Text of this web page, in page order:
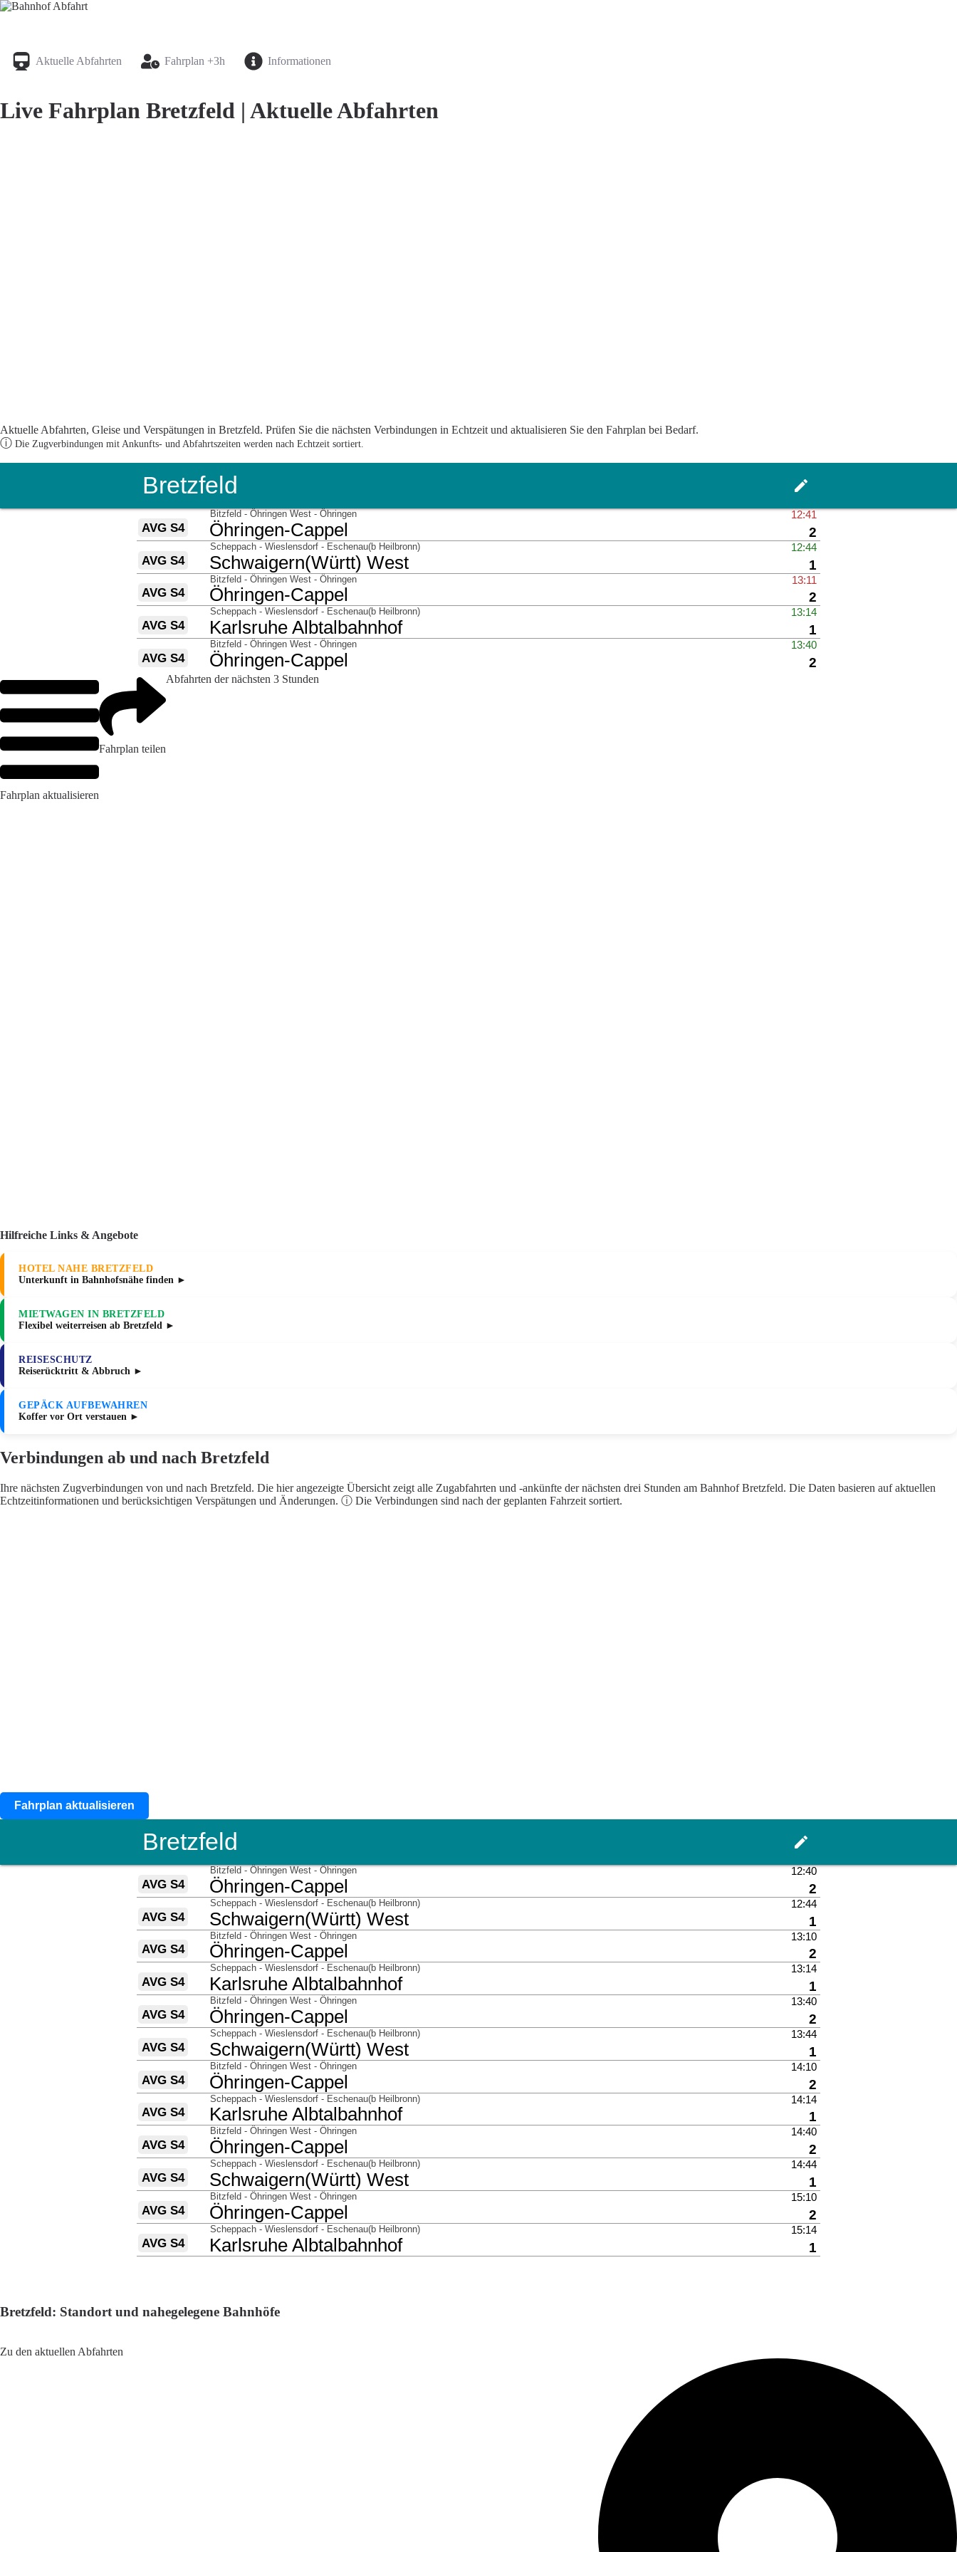
Aktuelle Abfahrten Fahrplan +3h Informationen
Live Fahrplan Bretzfeld | Aktuelle Abfahrten
Aktuelle Abfahrten, Gleise und Verspätungen in Bretzfeld. Prüfen Sie die nächsten Verbindungen in Echtzeit und aktualisieren Sie den Fahrplan bei Bedarf.
ⓘ Die Zugverbindungen mit Ankunfts- und Abfahrtszeiten werden nach Echtzeit sortiert.
Fahrplan aktualisieren
Fahrplan teilen
Abfahrten der nächsten 3 Stunden
Hilfreiche Links & Angebote
HOTEL NAHE BRETZFELD
Unterkunft in Bahnhofsnähe finden ►
MIETWAGEN IN BRETZFELD
Flexibel weiterreisen ab Bretzfeld ►
REISESCHUTZ
Reiserücktritt & Abbruch ►
GEPÄCK AUFBEWAHREN
Koffer vor Ort verstauen ►
Verbindungen ab und nach Bretzfeld
Ihre nächsten Zugverbindungen von und nach Bretzfeld. Die hier angezeigte Übersicht zeigt alle Zugabfahrten und -ankünfte der nächsten drei Stunden am Bahnhof Bretzfeld. Die Daten basieren auf aktuellen
Echtzeitinformationen und berücksichtigen Verspätungen und Änderungen. ⓘ Die Verbindungen sind nach der geplanten Fahrzeit sortiert.
Fahrplan aktualisieren
Bretzfeld: Standort und nahegelegene Bahnhöfe
Zu den aktuellen Abfahrten